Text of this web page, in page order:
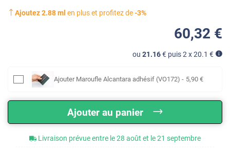
Ajoutez2.88ml en plus et profitez de-3%
60,32 €
ou 21.16€ puis 2 x20.1 €
Ajouter Maroufle Alcantara adhésif (VO172) - 5,90 €
Ajouter au panier
Livraison prévue entre le 28 août et le 21 septembre